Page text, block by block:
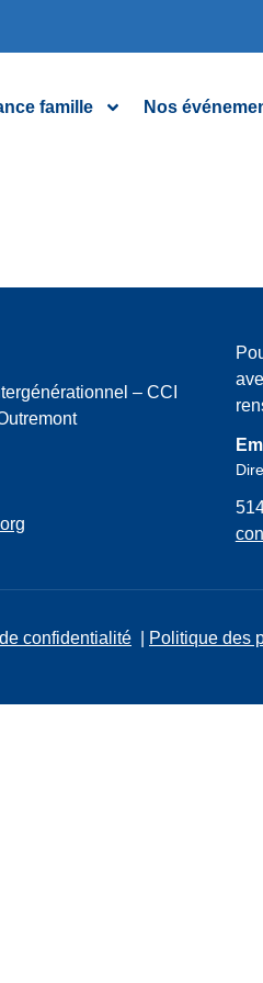
famille Nos
– CCI
confidentialité Politique des